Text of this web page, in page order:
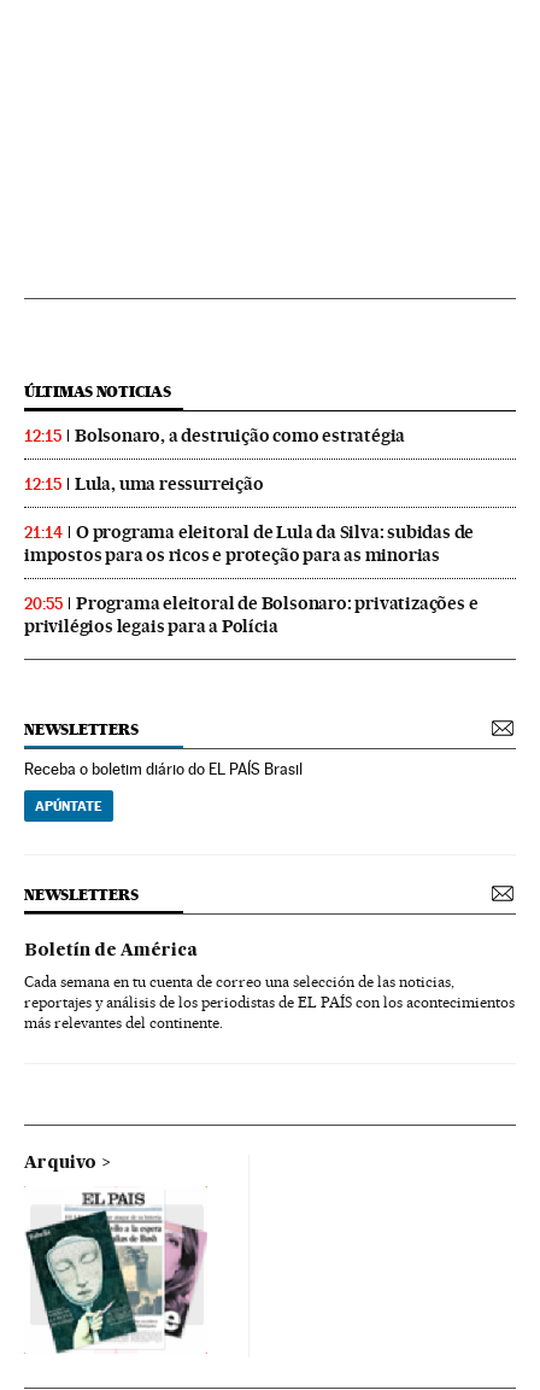
ÚLTIMAS NOTICIAS
12:15 Bolsonaro, a destruição como estratégia
12:15 Lula, uma ressurreição
21:14
O programa eleitoral de Lula da Silva: subidas de
impostos para os ricos e proteção para as minorias
20:55
Programa eleitoral de Bolsonaro: privatizações e
privilégios legais para a Polícia
NEWSLETTERS
Receba o boletim diário do EL PAÍS Brasil
APÚNTATE
NEWSLETTERS
Boletín de América
Cada semana en tu cuenta de correo una selección de las noticias,
reportajes y análisis de los periodistas de EL PAÍS con los acontecimientos
más relevantes del continente.
Arquivo